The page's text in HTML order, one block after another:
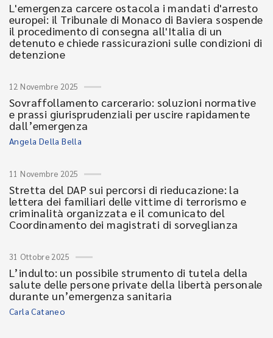
L'emergenza carcere ostacola i mandati d'arresto
europei: il Tribunale di Monaco di Baviera sospende
il procedimento di consegna all'Italia di un
detenuto e chiede rassicurazioni sulle condizioni di
detenzione
12 Novembre 2025
Sovraffollamento carcerario: soluzioni normative
e prassi giurisprudenziali per uscire rapidamente
dall’emergenza
Angela Della Bella
11 Novembre 2025
Stretta del DAP sui percorsi di rieducazione: la
lettera dei familiari delle vittime di terrorismo e
criminalità organizzata e il comunicato del
Coordinamento dei magistrati di sorveglianza
31 Ottobre 2025
L’indulto: un possibile strumento di tutela della
salute delle persone private della libertà personale
durante un’emergenza sanitaria
Carla Cataneo